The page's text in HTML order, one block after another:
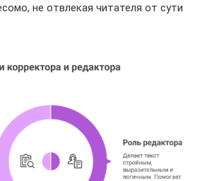
не отвлекая читателя от сути